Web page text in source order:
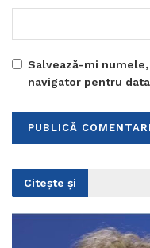
Salvează-mi
navigator pentru
Citește și